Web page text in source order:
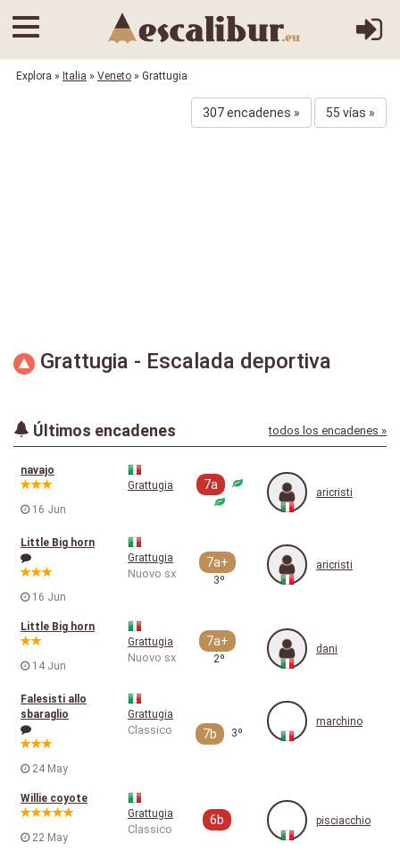
Explora » Italia » Veneto » Grattugia
307 encadenes » 55 vías »
Grattugia - Escalada deportiva
Últimos encadenes todos los encadenes »
navajo
16 Jun
Grattugia 7a
aricristi
Little Big horn
16 Jun
Grattugia
Nuovo sx
7a+
3º
aricristi
Little Big horn
14 Jun
Grattugia
Nuovo sx
7a+
2º
dani
Falesisti allo
sbaraglio
24 May
Grattugia
Classico 7b 3º
marchino
Willie coyote
22 May
Grattugia
Classico
6b pisciacchio